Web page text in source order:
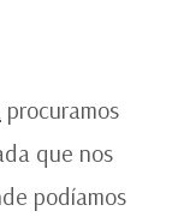
procuramos
que nos
podíamos